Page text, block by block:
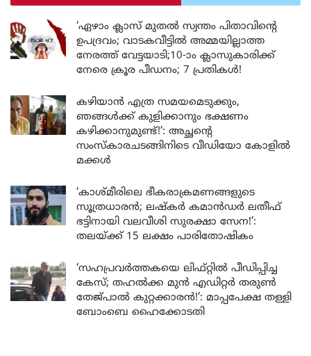
‘ഏഴാം ക്ലാസ് മുതൽ സ്വന്തം പിതാവിന്റെ
ഉപദ്രവം; വാടകവീട്ടിൽ അമ്മയില്ലാത്ത
നേരത്ത് വേട്ടയാടി;10-ാം ക്ലാസുകാരിക്ക്
നേരെ ക്രൂര പീഡനം; 7 പ്രതികൾ!
കഴിയാൻ എത്ര സമയമെടുക്കും,
ഞങ്ങൾക്ക് കുളിക്കാനും ഭക്ഷണം
കഴിക്കാനുമുണ്ട്!’: അച്ഛന്റെ
സംസ്കാരചടങ്ങിനിടെ വീഡിയോ കോളിൽ
മക്കൾ
‘കാശ്മീരിലെ ഭീകരാക്രമണങ്ങളുടെ
സൂത്രധാരൻ; ലഷ്കർ കമാൻഡർ ലതീഫ്
ഭട്ടിനായി വലവീശി സുരക്ഷാ സേന!’:
തലയ്ക്ക് 15 ലക്ഷം പാരിതോഷികം
‘സഹപ്രവർത്തകയെ ലിഫ്റ്റിൽ പീഡിപ്പിച്ച
കേസ്; തഹൽക്ക മുൻ എഡിറ്റർ തരുൺ
തേജ്പാൽ കുറ്റക്കാരൻ!’: മാപ്പപേക്ഷ തള്ളി
ബോംബെ ഹൈക്കോടതി